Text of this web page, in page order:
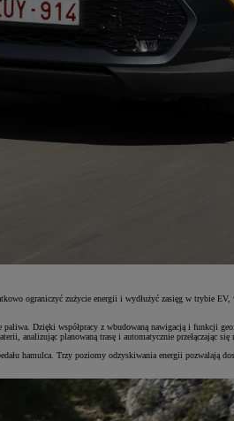
ograniczyć zużycie energii i wydłużyć zasięg w trybie
Dzięki współpracy z wbudowaną nawigacją i funkcji
analizując planowaną trasę i automatycznie
hamulca. Trzy poziomy odzyskiwania energii pozwalają